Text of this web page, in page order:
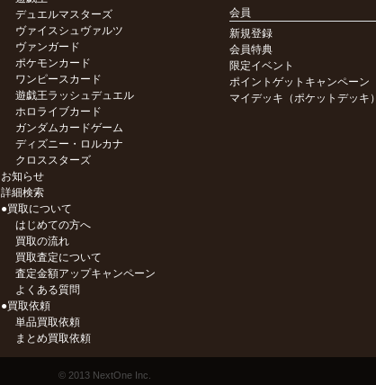
デュエルマスターズ
ヴァイスシュヴァルツ
ヴァンガード
ポケモンカード
ワンピースカード
遊戯王ラッシュデュエル
ホロライブカード
ガンダムカードゲーム
ディズニー・ロルカナ
クロススターズ
お知らせ
詳細検索
●買取について
はじめての方へ
買取の流れ
買取査定について
査定金額アップキャンペーン
よくある質問
●買取依頼
単品買取依頼
まとめ買取依頼
会員
新規登録
会員特典
限定イベント
ポイントゲットキャンペーン
マイデッキ（ポケットデッキ）
© 2013 NextOne Inc.